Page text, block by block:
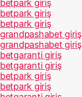
betpark giriş
betpark giriş
betpark giriş
grandpashabet giriş
grandpashabet giriş
betgaranti giriş
betgaranti giriş
betpark giriş
betpark giriş